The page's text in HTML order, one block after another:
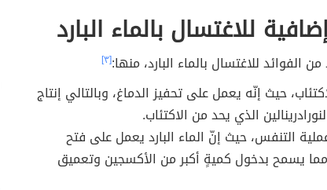
للاغتسال بالماء البارد
الفوائد للاغتسال بالماء البارد، منها:[٣]
حيث إنّه يعمل على تحفيز الدماغ، وبالتالي إنتاج
الذي يحد من الاكتئاب.
التنفس، حيث إنّ الماء البارد يعمل على فتح
مما يسمح بدخول كميةٍ أكبر من الأكسجين وتعميق